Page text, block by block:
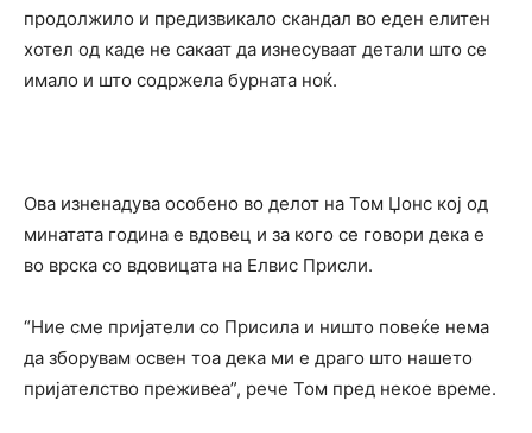
продолжило и предизвикало скандал во еден елитен
хотел од каде не сакаат да изнесуваат детали што се
имало и што содржела бурната ноќ.
Ова изненадува особено во делот на Том Џонс кој од
минатата година e вдовец и за кого се говори дека е
во врска со вдовицата на Елвис Присли.
“Ние сме пријатели со Присила и ништо повеќе нема
да зборувам освен тоа дека ми е драго што нашето
пријателство преживеа”, рече Том пред некое време.